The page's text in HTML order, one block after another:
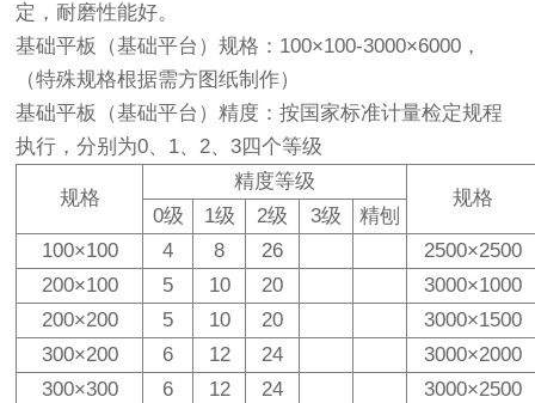
定，耐磨性能好。
基础平板（基础平台）规格：100×100-3000×6000，
（特殊规格根据需方图纸制作）
基础平板（基础平台）精度：按国家标准计量检定规程
执行，分别为0、1、2、3四个等级
规格
精度等级
规格
0级 1级 2级 3级
精刨
100×100
4 8 26
2500×2500
200×100
5 10 20
3000×1000
200×200
5 10 20
3000×1500
300×200
6 12 24
3000×2000
300×300
6 12 24
3000×2500